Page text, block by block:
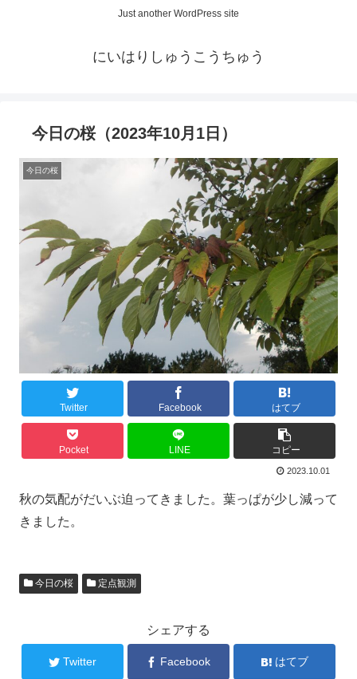
Just another WordPress site
にいはりしゅうこうちゅう
今日の桜（2023年10月1日）
今日の桜
Twitter Facebook はてブ
Pocket LINE コピー
2023.10.01
秋の気配がだいぶ迫ってきました。葉っぱが少し減って
きました。
今日の桜 定点観測
シェアする
Twitter Facebook はてブ